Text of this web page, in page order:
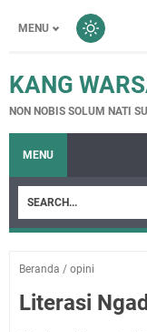
MENU
KANG
NON NOBIS SOLUM NATI
MENU
Beranda / opini
Literasi